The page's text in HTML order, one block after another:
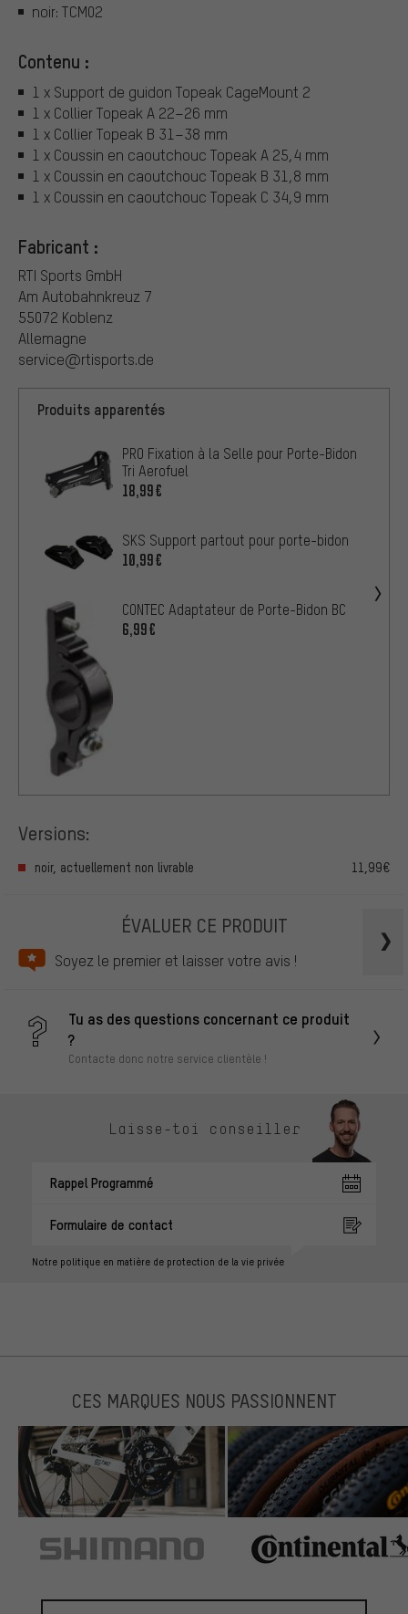
noir: TCM02
Contenu :
1 x Support de guidon Topeak CageMount 2
1 x Collier Topeak A 22–26 mm
1 x Collier Topeak B 31–38 mm
1 x Coussin en caoutchouc Topeak A 25,4 mm
1 x Coussin en caoutchouc Topeak B 31,8 mm
1 x Coussin en caoutchouc Topeak C 34,9 mm
Fabricant :
RTI Sports GmbH
Am Autobahnkreuz 7
55072 Koblenz
Allemagne
service@rtisports.de
Produits apparentés
PRO Fixation à la Selle pour Porte-Bidon
Tri Aerofuel
18,99€
SKS Support partout pour porte-bidon
10,99€
CONTEC Adaptateur de Porte-Bidon BC
6,99€
Versions:
noir, actuellement non livrable 11,99€
ÉVALUER CE PRODUIT
Soyez le premier et laisser votre avis !
Tu as des questions concernant ce produit
?
Contacte donc notre service clientèle !
Laisse-toi conseiller
Rappel Programmé
Formulaire de contact
Notre politique en matière de protection de la vie privée
CES MARQUES NOUS PASSIONNENT